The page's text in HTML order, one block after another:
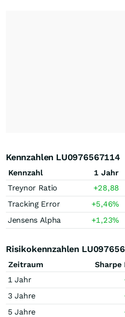
Kennzahlen LU0976567114
Kennzahl 1 Jahr
Treynor Ratio
+28,88
Tracking Error
+5,46%
Jensens Alpha
+1,23%
Risikokennzahlen
Zeitraum Sharpe
1 Jahr
3 Jahre
5 Jahre